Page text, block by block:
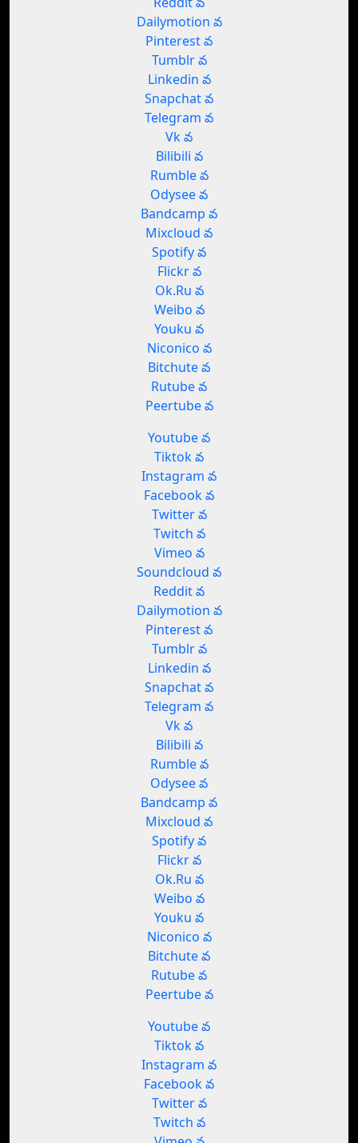
Dailymotion వ
Pinterest వ
Tumblr వ
Linkedin వ
Snapchat వ
Telegram వ
Vk వ
Bilibili వ
Rumble వ
Odysee వ
Bandcamp వ
Mixcloud వ
Spotify వ
Flickr వ
Ok.Ru వ
Weibo వ
Youku వ
Niconico వ
Bitchute వ
Rutube వ
Peertube వ
Youtube వ
Tiktok వ
Instagram వ
Facebook వ
Twitter వ
Twitch వ
Vimeo వ
Soundcloud వ
Reddit వ
Dailymotion వ
Pinterest వ
Tumblr వ
Linkedin వ
Snapchat వ
Telegram వ
Vk వ
Bilibili వ
Rumble వ
Odysee వ
Bandcamp వ
Mixcloud వ
Spotify వ
Flickr వ
Ok.Ru వ
Weibo వ
Youku వ
Niconico వ
Bitchute వ
Rutube వ
Peertube వ
Youtube వ
Tiktok వ
Instagram వ
Facebook వ
Twitter వ
Twitch వ